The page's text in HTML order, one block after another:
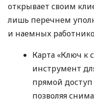
открывает своим
лишь перечнем
и наемных
Карта «Ключ к
инструмент
прямой доступ
позволяя